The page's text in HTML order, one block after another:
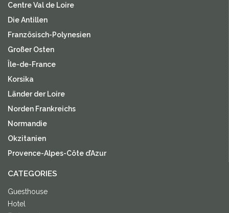
Centre Val de Loire
Die Antillen
Französisch-Polynesien
Großer Osten
Île-de-France
Korsika
Länder der Loire
Norden Frankreichs
Normandie
Okzitanien
Provence-Alpes-Côte d’Azur
CATEGORIES
Guesthouse
Hotel